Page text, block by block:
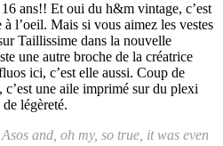
ans!! Et oui du h&m vintage, c’est
l’oeil. Mais si vous aimez les vestes
Taillissime dans la nouvelle
une autre broche de la créatrice
ici, c’est elle aussi. Coup de
une aile imprimé sur du plexi
légèreté.
and, oh my, so true, it was even